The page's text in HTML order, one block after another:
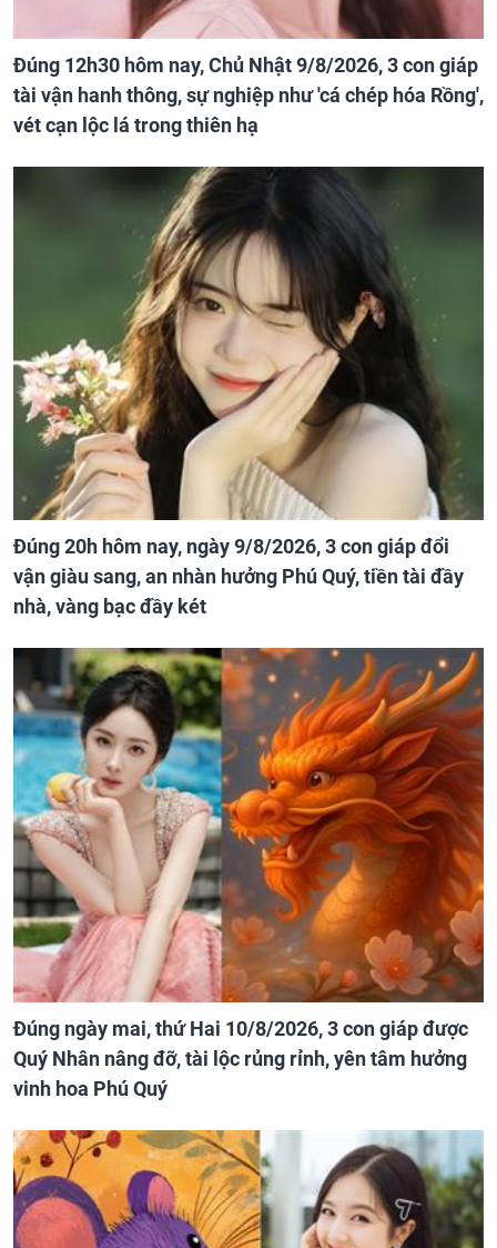
Đúng 12h30 hôm nay, Chủ Nhật 9/8/2026, 3 con giáp
tài vận hanh thông, sự nghiệp như 'cá chép hóa Rồng',
vét cạn lộc lá trong thiên hạ
Đúng 20h hôm nay, ngày 9/8/2026, 3 con giáp đổi
vận giàu sang, an nhàn hưởng Phú Quý, tiền tài đầy
nhà, vàng bạc đầy két
Đúng ngày mai, thứ Hai 10/8/2026, 3 con giáp được
Quý Nhân nâng đỡ, tài lộc rủng rỉnh, yên tâm hưởng
vinh hoa Phú Quý